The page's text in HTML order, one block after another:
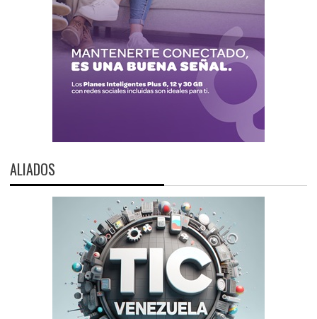
ALIADOS